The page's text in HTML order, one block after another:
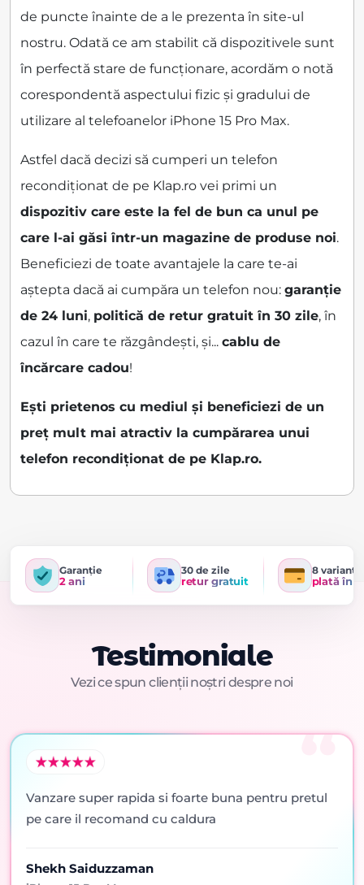
de puncte înainte de a le prezenta în site-ul
nostru. Odată ce am stabilit că dispozitivele sunt
în perfectă stare de funcționare, acordăm o notă
corespondentă aspectului fizic și gradului de
utilizare al telefoanelor iPhone 15 Pro Max.
Astfel dacă decizi să cumperi un telefon
recondiționat de pe Klap.ro vei primi un
dispozitiv care este la fel de bun ca unul pe
care l-ai găsi într-un magazine de produse noi.
Beneficiezi de toate avantajele la care te-ai
aștepta dacă ai cumpăra un telefon nou: garanție
de 24 luni, politică de retur gratuit în 30 zile, în
cazul în care te răzgândești, și... cablu de
încărcare cadou!
Ești prietenos cu mediul și beneficiezi de un
preț mult mai atractiv la cumpărarea unui
telefon recondiționat de pe Klap.ro.
Garanție
2 ani
30 de zile
retur gratuit
8 variante
plată în
Testimoniale
Vezi ce spun clienții noștri despre noi
Vanzare super rapida si foarte buna pentru pretul
pe care il recomand cu caldura
Shekh Saiduzzaman